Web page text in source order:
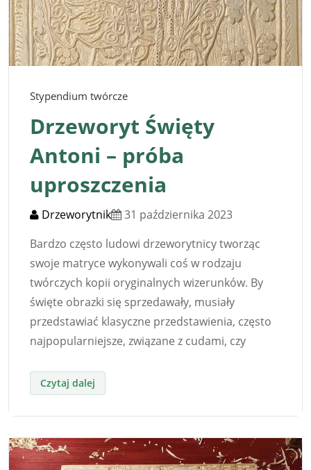
Stypendium twórcze
Drzeworyt Święty
Antoni – próba
uproszczenia
Drzeworytnik
31 października 2023
Bardzo często ludowi drzeworytnicy tworząc
swoje matryce wykonywali coś w rodzaju
twórczych kopii oryginalnych wizerunków. By
święte obrazki się sprzedawały, musiały
przedstawiać klasyczne przedstawienia, często
najpopularniejsze, związane z cudami, czy